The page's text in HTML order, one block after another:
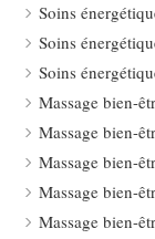
Soins
Soins
Soins
Massage bien-
Massage bien-
Massage bien-
Massage bien-
Massage bien-